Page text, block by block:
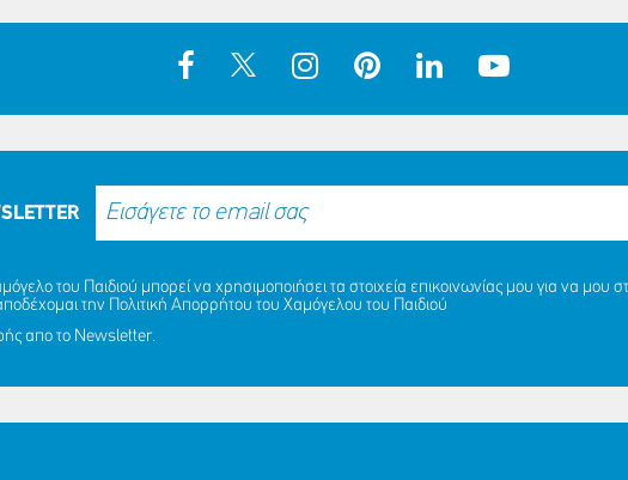
του Παιδιού μπορεί να χρησιμοποιήσει τα στοιχεία επικοινωνίας μου για να μου
την Πολιτική Απορρήτου του Χαμόγελου του Παιδιού
απο το Newsletter.